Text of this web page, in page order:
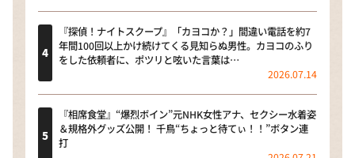
『探偵！ナイトスクープ』「カヨコか？」間違い電話を約7
年間100回以上かけ続けてくる見知らぬ男性。カヨコのふり
をした依頼者に、ポツリと呟いた言葉は…
2026.07.14
『相席食堂』“爆烈ボイン”元NHK女性アナ、セクシー水着姿
＆規格外グッズ公開！ 千鳥“ちょっと待てぃ！！”ボタン連
打